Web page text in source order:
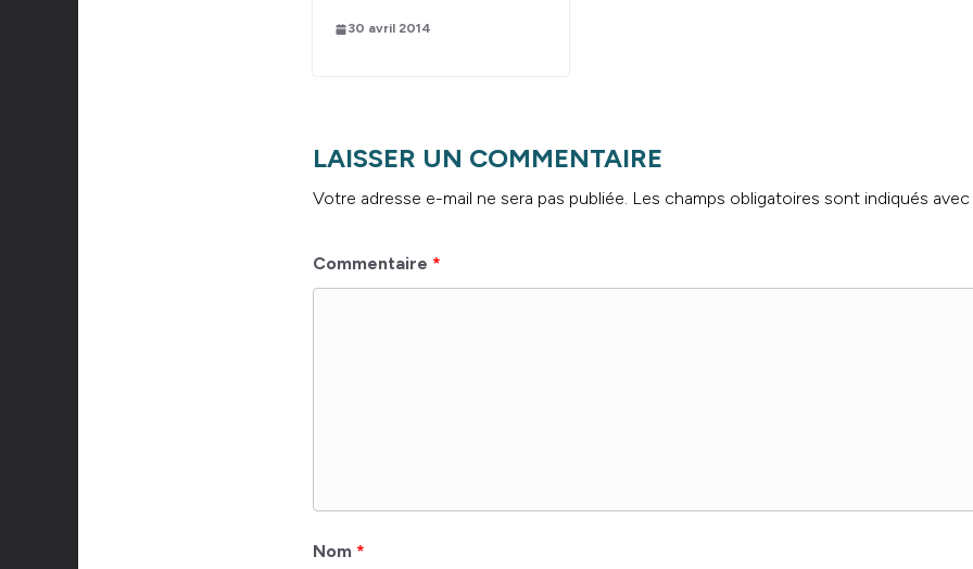
30 avril 2014
LAISSER UN COMMENTAIRE
Votre adresse e-mail ne sera pas publiée. Les champs obligatoires sont indiqués avec
Commentaire *
Nom *